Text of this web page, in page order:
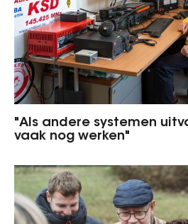
"Als andere systemen
vaak nog werken"